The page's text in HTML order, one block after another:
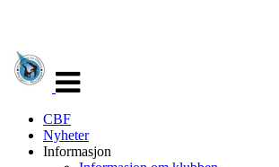
navigasjon
CBF
Nyheter
Informasjon